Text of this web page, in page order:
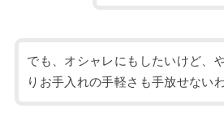
でも、オシャレにもしたいけど、
りお手入れの手軽さも手放せないわ